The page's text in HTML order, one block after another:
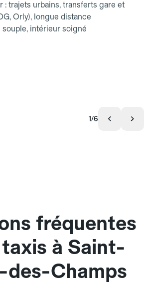
: trajets urbains, transferts gare et
Orly), longue distance
souple, intérieur soigné
1/6
fréquentes
à Saint-
Champs